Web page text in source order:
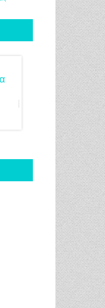
3 Προτάσεις Για
Για Όλα Τα Γούστα!